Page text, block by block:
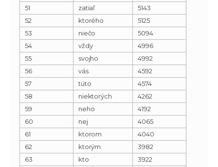
51
zatiaľ
5143
52
ktorého
5125
53
niečo
5094
54
vždy
4996
55
svojho
4992
56
vás
4592
57
túto
4574
58
niektorých
4262
59
neho
4192
60
nej
4065
61
ktorom
4040
62
ktorým
3982
63
kto
3922